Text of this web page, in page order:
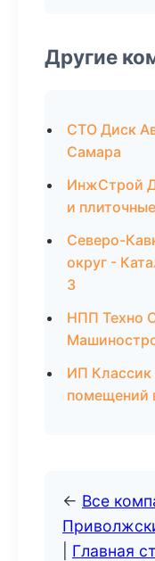
Другие
СТО Диск
Самара
ИнжСтрой
и
Северо-
округ -
3
НПП Техно
ИП Классик
помещений
← Все
Главная